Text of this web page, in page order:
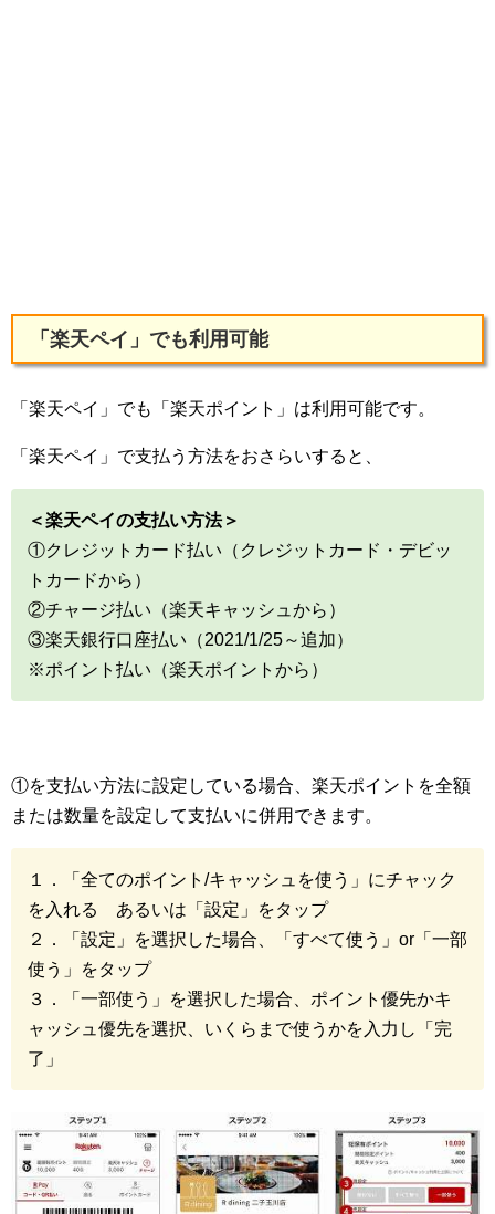
「楽天ペイ」でも利用可能
「楽天ペイ」でも「楽天ポイント」は利用可能です。
「楽天ペイ」で支払う方法をおさらいすると、
＜楽天ペイの支払い方法＞
①クレジットカード払い（クレジットカード・デビッ
トカードから）
②チャージ払い（楽天キャッシュから）
③楽天銀行口座払い（2021/1/25～追加）
※ポイント払い（楽天ポイントから）
①を支払い方法に設定している場合、楽天ポイントを全額
または数量を設定して支払いに併用できます。
１．「全てのポイント/キャッシュを使う」にチャック
を入れる あるいは「設定」をタップ
２．「設定」を選択した場合、「すべて使う」or「一部
使う」をタップ
３．「一部使う」を選択した場合、ポイント優先かキ
ャッシュ優先を選択、いくらまで使うかを入力し「完
了」